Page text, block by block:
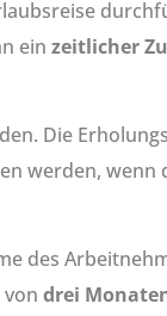
ein zeitlicher
Die
werden, wenn
des
drei